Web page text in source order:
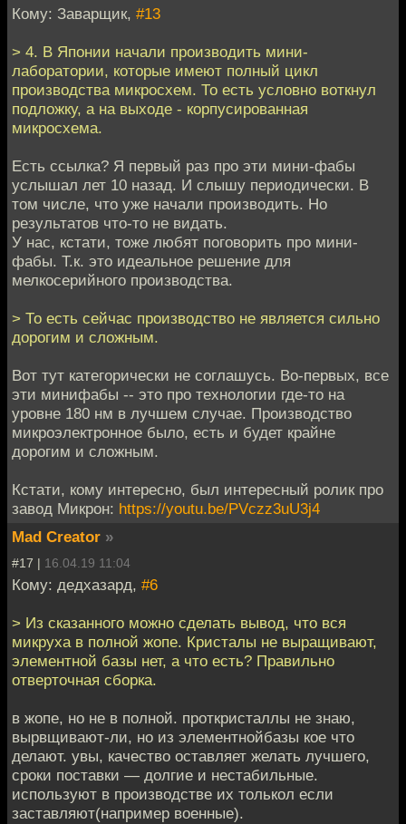
Кому: Заварщик, #13
> 4. В Японии начали производить мини-
лаборатории, которые имеют полный цикл
производства микросхем. То есть условно воткнул
подложку, а на выходе - корпусированная
микросхема.
Есть ссылка? Я первый раз про эти мини-фабы
услышал лет 10 назад. И слышу периодически. В
том числе, что уже начали производить. Но
результатов что-то не видать.
У нас, кстати, тоже любят поговорить про мини-
фабы. Т.к. это идеальное решение для
мелкосерийного производства.
> То есть сейчас производство не является сильно
дорогим и сложным.
Вот тут категорически не соглашусь. Во-первых, все
эти минифабы -- это про технологии где-то на
уровне 180 нм в лучшем случае. Производство
микроэлектронное было, есть и будет крайне
дорогим и сложным.
Кстати, кому интересно, был интересный ролик про
завод Микрон: https://youtu.be/PVczz3uU3j4
Mad Creator »
#17 | 16.04.19 11:04
Кому: дедхазард, #6
> Из сказанного можно сделать вывод, что вся
микруха в полной жопе. Кристалы не выращивают,
элементной базы нет, а что есть? Правильно
отверточная сборка.
в жопе, но не в полной. проткристаллы не знаю,
вырвщивают-ли, но из элементнойбазы кое что
делают. увы, качество оставляет желать лучшего,
сроки поставки — долгие и нестабильные.
используют в производстве их толькол если
заставляют(например военные).